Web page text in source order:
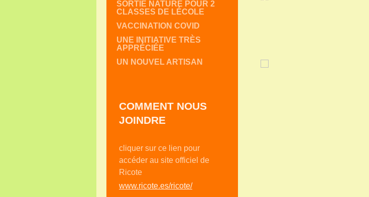
SORTIE NATURE POUR 2
CLASSES DE LÉCOLE
VACCINATION COVID
UNE INITIATIVE TRÈS
APPRÉCIÉE
UN NOUVEL ARTISAN
COMMENT NOUS
JOINDRE
cliquer sur ce lien pour
accéder au site officiel de
Ricote
www.ricote.es/ricote/